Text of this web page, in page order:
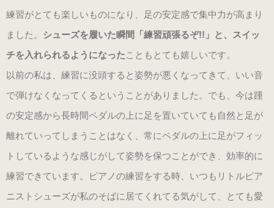
練習がとても楽しいものになり、足の安定感で集中力が高まり
ました。 シューズを履いた瞬間「練習頑張るぞ!!」と、スイッ
チを入れられるようになったこともとても嬉しいです。
以前の私は、練習に没頭すると姿勢が悪くなってきて、いい音
で弾けなくなってくるということがありました。でも、今は踵
の安定感から長時間ペダルの上に足を置いていても自然と足が
離れていってしまうことはなく、常にペダルの上に足がフィッ
トしているような感じがして姿勢を保つことができ、効率的に
練習できています。ピアノの練習をする時、いつもリトルピア
ニストシューズが私のそばに居てくれてる気がして、とても愛